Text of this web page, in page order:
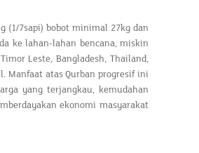
(1/7sapi) bobot minimal 27kg dan
ke lahan-lahan bencana, miskin
Leste, Bangladesh, Thailand,
Manfaat atas Qurban progresif ini
yang terjangkau, kemudahan
ekonomi masyarakat